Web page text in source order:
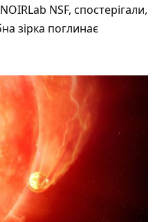
NSF, спостерігали,
зірка поглинає